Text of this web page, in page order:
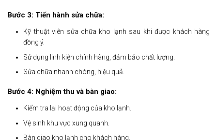
Bước 3: Tiến hành sửa chữa:
Kỹ thuật viên sửa chữa kho lạnh sau khi được khách hàng
đồng ý.
Sử dụng linh kiện chính hãng, đảm bảo chất lượng.
Sửa chữa nhanh chóng, hiệu quả.
Bước 4: Nghiệm thu và bàn giao:
Kiểm tra lại hoạt động của kho lạnh.
Vệ sinh khu vực xung quanh.
Bàn giao kho lạnh cho khách hàng.